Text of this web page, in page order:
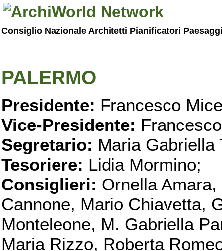
Consiglio Nazionale Architetti Pianificatori
PALERMO
Presidente: Francesco
Vice-Presidente:
Segretario: Maria Gabriella
Tesoriere: Lidia Mormino;
Consiglieri: Ornella
Cannone, Mario Chiavetta,
Monteleone, M. Gabriella
Maria Rizzo, Roberta